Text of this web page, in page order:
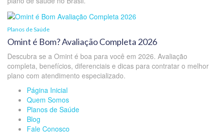
Planos de Saúde
Omint é Bom? Avaliação Completa 2026
Descubra se a Omint é boa para você em 2026. Avaliação
completa, benefícios, diferenciais e dicas para contratar o melhor
plano com atendimento especializado.
Página Inicial
Quem Somos
Planos de Saúde
Blog
Fale Conosco